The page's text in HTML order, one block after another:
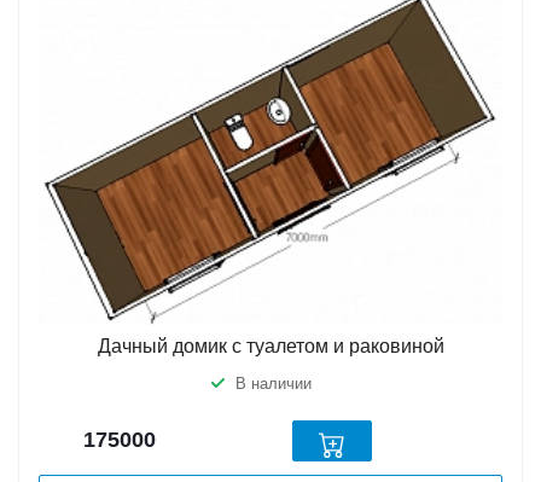
Дачный домик с туалетом и раковиной
В наличии
175000